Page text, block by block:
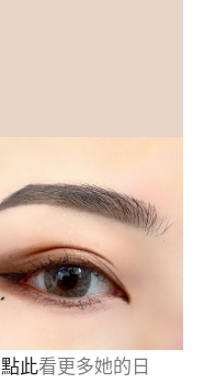
點此看更多她的日